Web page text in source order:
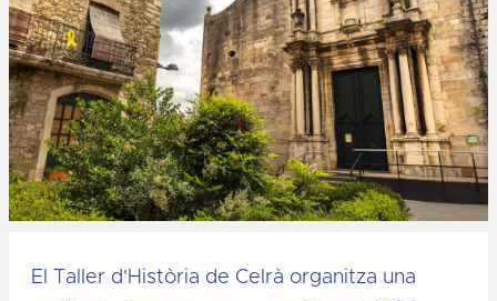
El Taller d'Història de Celrà organitza una